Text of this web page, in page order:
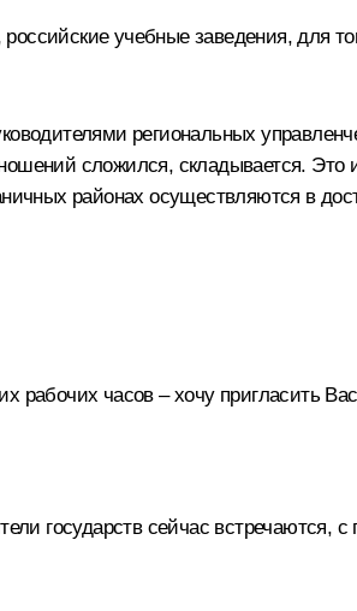
учебные заведения, для
региональных
сложился, складывается. Это
районах осуществляются в
рабочих часов – хочу пригласить
государств сейчас встречаются,